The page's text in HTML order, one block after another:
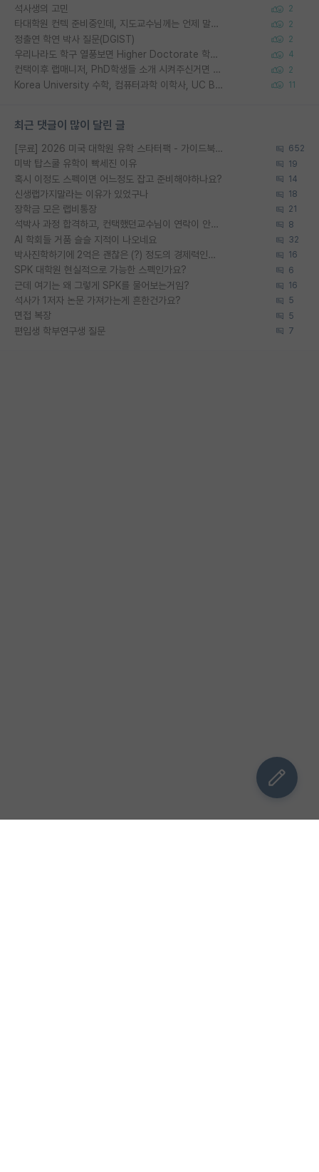
석사생의 고민 2
타대학원 컨텍 준비중인데, 지도교수님께는 언제 말씀드려야 할까요? 2
정출연 학연 박사 질문(DGIST) 2
우리나라도 학구 열풍보면 Higher Doctorate 학위가 필요하다고 봅니다. 4
컨택이후 랩매니저, PhD학생들 소개 시켜주신거면 거의 컨펌에 가깝나요? 2
Korea University 수학, 컴퓨터과학 이학사, UC Berkeley 산업공학 대학원 공학박사가 되는 것은 쉽지 않겠죠? 11
최근 댓글이 많이 달린 글
[무료] 2026 미국 대학원 유학 스타터팩 - 가이드북 & 합격자 컨택메일 템플릿 652
미박 탑스쿨 유학이 빡세진 이유 19
혹시 이정도 스펙이면 어느정도 잡고 준비해야하나요? 14
신생랩가지말라는 이유가 있었구나 18
장학금 모은 랩비통장 21
석박사 과정 합격하고, 컨택했던교수님이 연락이 안됩니다... 8
AI 학회들 거품 슬슬 지적이 나오네요 32
박사진학하기에 2억은 괜찮은 (?) 정도의 경제력인가요 16
SPK 대학원 현실적으로 가능한 스펙인가요? 6
근데 여기는 왜 그렇게 SPK를 물어보는거임? 16
석사가 1저자 논문 가져가는게 흔한건가요? 5
면접 복장 5
편입생 학부연구생 질문 7